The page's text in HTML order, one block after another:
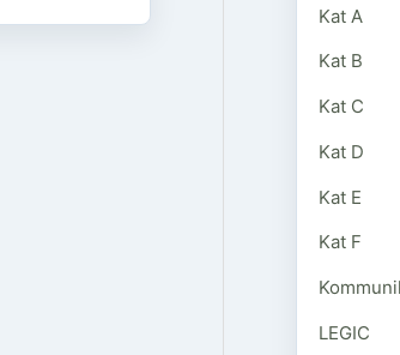
Kat A
Kat B
Kat C
Kat D
Kat E
Kat F
LEGIC